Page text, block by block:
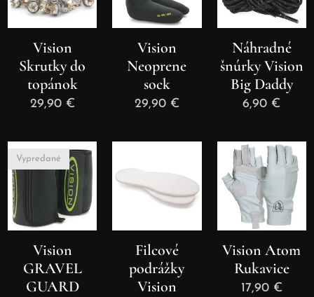
Vision
Skrutky do
topánok
29,90€
Vision
Neoprene
sock
29,90€
Náhradné
šnúrky Vision
Big Daddy
6,90 €
Vision
GRAVEL
GUARD
Vypredané
Filcové
podrážky
Vision
Vision Atom
Rukavice
17,90€